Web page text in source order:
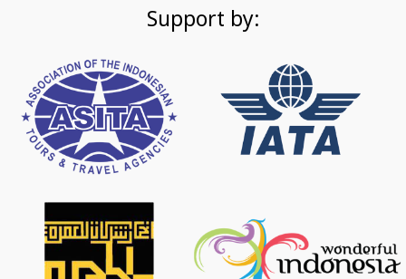
Support by: